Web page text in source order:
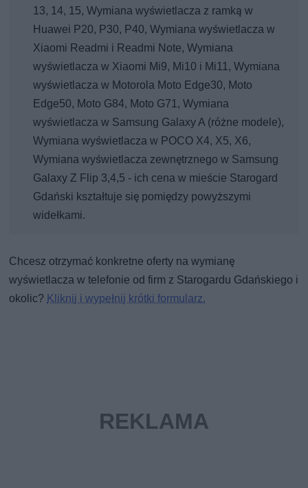
13, 14, 15, Wymiana wyświetlacza z ramką w
Huawei P20, P30, P40, Wymiana wyświetlacza w
Xiaomi Readmi i Readmi Note, Wymiana
wyświetlacza w Xiaomi Mi9, Mi10 i Mi11, Wymiana
wyświetlacza w Motorola Moto Edge30, Moto
Edge50, Moto G84, Moto G71, Wymiana
wyświetlacza w Samsung Galaxy A (różne modele),
Wymiana wyświetlacza w POCO X4, X5, X6,
Wymiana wyświetlacza zewnętrznego w Samsung
Galaxy Z Flip 3,4,5 - ich cena w mieście Starogard
Gdański kształtuje się pomiędzy powyższymi
widełkami.
Chcesz otrzymać konkretne oferty na wymianę
wyświetlacza w telefonie od firm z Starogardu Gdańskiego i
okolic? Kliknij i wypełnij krótki formularz.